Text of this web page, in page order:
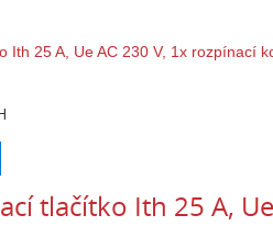
tlačítko Ith 25 A,